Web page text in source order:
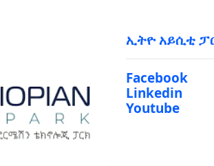
ኢትዮ አይሲቲ
Facebook
Linkedin
Youtube